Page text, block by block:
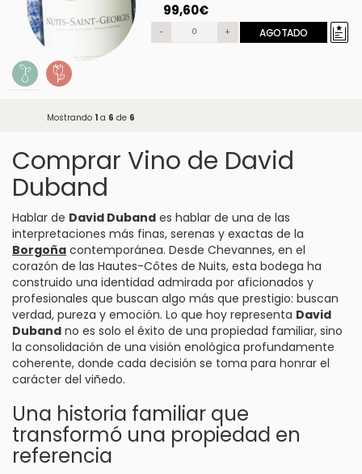
99,60€
- + AGOTADO
Mostrando 1a 6 de 6
Comprar Vino de David
Duband
Hablar de David Duband es hablar de una de las
interpretaciones más finas, serenas y exactas de la
Borgoña contemporánea. Desde Chevannes, en el
corazón de las Hautes-Côtes de Nuits, esta bodega ha
construido una identidad admirada por aficionados y
profesionales que buscan algo más que prestigio: buscan
verdad, pureza y emoción. Lo que hoy representa David
Duband no es solo el éxito de una propiedad familiar, sino
la consolidación de una visión enológica profundamente
coherente, donde cada decisión se toma para honrar el
carácter del viñedo.
Una historia familiar que
transformó una propiedad en
referencia